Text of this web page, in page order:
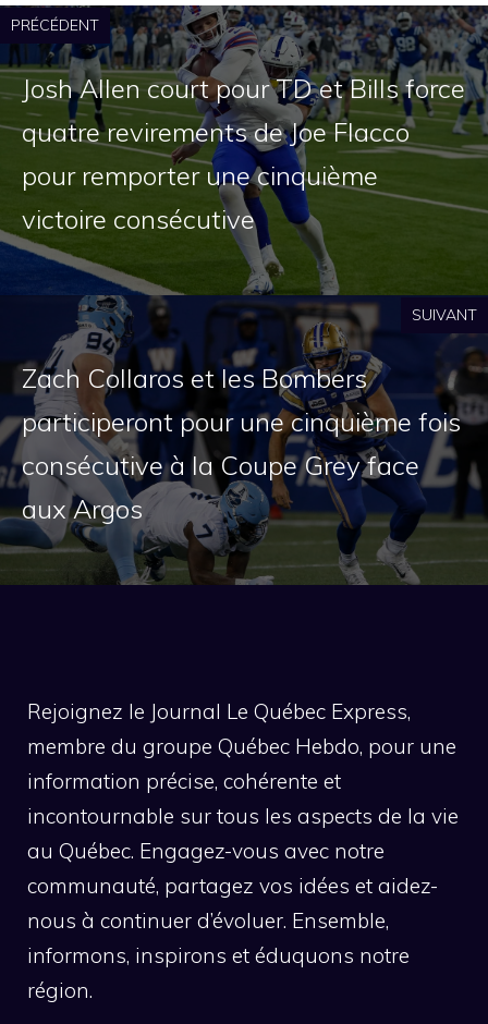
PRÉCÉDENT
Josh Allen court pour TD et Bills force
quatre revirements de Joe Flacco
pour remporter une cinquième
victoire consécutive
SUIVANT
Zach Collaros et les Bombers
participeront pour une cinquième fois
consécutive à la Coupe Grey face
aux Argos
Rejoignez le Journal Le Québec Express,
membre du groupe Québec Hebdo, pour une
information précise, cohérente et
incontournable sur tous les aspects de la vie
au Québec. Engagez-vous avec notre
communauté, partagez vos idées et aidez-
nous à continuer d’évoluer. Ensemble,
informons, inspirons et éduquons notre
région.